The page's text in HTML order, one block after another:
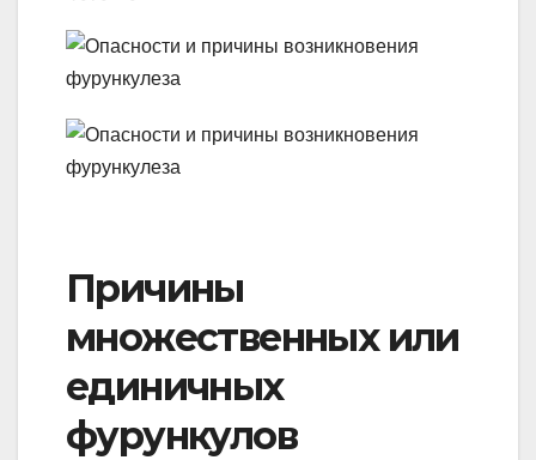
Причины
множественных или
единичных
фурункулов